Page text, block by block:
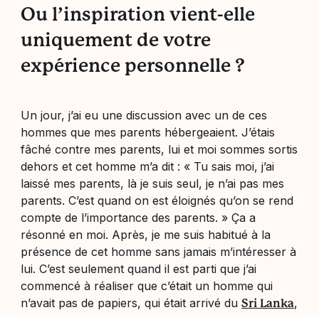
Ou l’inspiration vient-elle
uniquement de votre
expérience personnelle ?
Un jour, j’ai eu une discussion avec un de ces
hommes que mes parents hébergeaient. J’étais
fâché contre mes parents, lui et moi sommes sortis
dehors et cet homme m’a dit : « Tu sais moi, j’ai
laissé mes parents, là je suis seul, je n’ai pas mes
parents. C’est quand on est éloignés qu’on se rend
compte de l’importance des parents. » Ça a
résonné en moi. Après, je me suis habitué à la
présence de cet homme sans jamais m’intéresser à
lui. C’est seulement quand il est parti que j’ai
commencé à réaliser que c’était un homme qui
n’avait pas de papiers, qui était arrivé duSri Lanka,